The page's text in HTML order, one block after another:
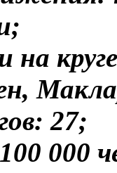
на
27;
000